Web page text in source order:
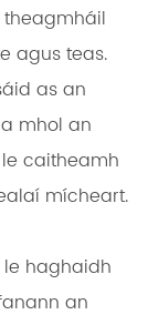
agus teas.
as an
mhol an
caitheamh
mícheart.
haghaidh
an